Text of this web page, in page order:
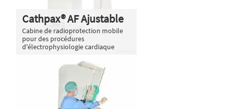
Cathpax® AF Ajustable
Cabine de radioprotection mobile
pour des procédures
d'électrophysiologie cardiaque